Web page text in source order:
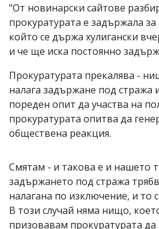
"От новинарски сайтове
прокуратурата е задържала за
който се държа хулигански
и че ще иска постоянно
Прокуратурата прекалява -
налага задържане под стража
пореден опит да участва на
прокуратурата опитва да
обществена реакция.
Смятам - и такова е и нашето
задържането под стража
налагана по изключение, и то
В този случай няма нищо,
призовавам прокуратурата